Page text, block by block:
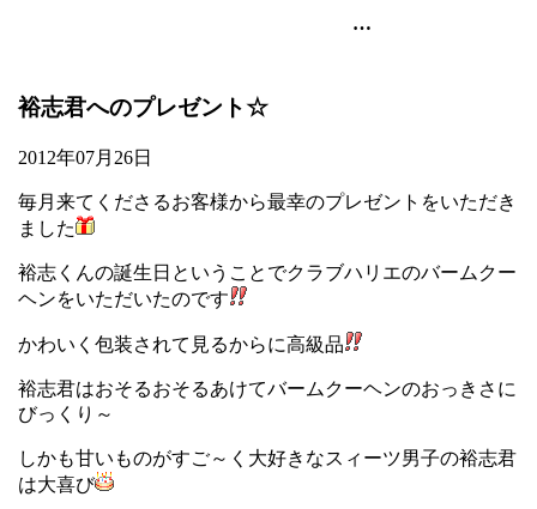
池袋の美容室・美容院のart-noise
裕志君へのプレゼント☆
2012年07月26日
毎月来てくださるお客様から最幸のプレゼントをいただき
ました
裕志くんの誕生日ということでクラブハリエのバームクー
ヘンをいただいたのです
かわいく包装されて見るからに高級品
裕志君はおそるおそるあけてバームクーヘンのおっきさに
びっくり～
しかも甘いものがすご～く大好きなスィーツ男子の裕志君
は大喜び